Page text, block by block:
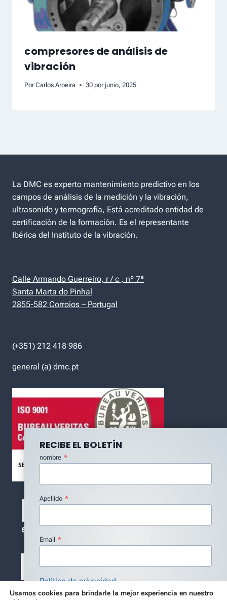
compresores de análisis de
vibración
Por Carlos Aroeira 30 por junio, 2025
La DMC es experto mantenimiento predictivo en los
campos de análisis de la medición y la vibración,
ultrasonido y termografía, Está acreditado entidad de
certificación de la formación. Es el representante
Ibérica del Instituto de la vibración.
Calle Armando Guerreiro, r / c , nº 7ª
Santa Marta do Pinhal
2855-582 Corroios – Portugal
(+351) 212 418 986
general (a) dmc.pt
RECIBE EL BOLETÍN
nombre *
Apellido *
Email *
Política de privacidad
Estoy de acuerdo con la Política de Privacidad *
Usamos cookies para brindarle la mejor experiencia en nuestro